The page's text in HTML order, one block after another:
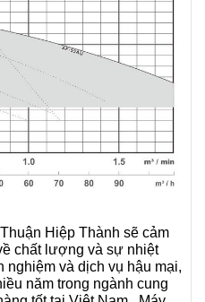
Hiệp Thành sẽ cảm
chất lượng và sự nhiệt
và dịch vụ hậu mại,
năm trong ngành cung